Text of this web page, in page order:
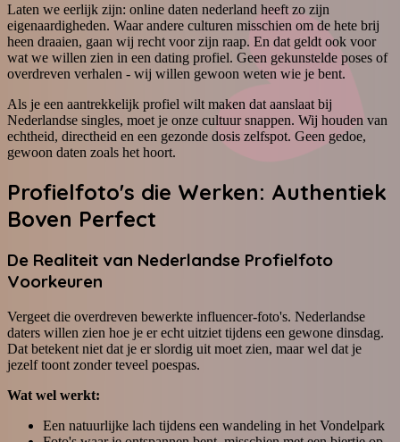
Laten we eerlijk zijn: online daten nederland heeft zo zijn
eigenaardigheden. Waar andere culturen misschien om de hete brij
heen draaien, gaan wij recht voor zijn raap. En dat geldt ook voor
wat we willen zien in een dating profiel. Geen gekunstelde poses of
overdreven verhalen - wij willen gewoon weten wie je bent.
Als je een aantrekkelijk profiel wilt maken dat aanslaat bij
Nederlandse singles, moet je onze cultuur snappen. Wij houden van
echtheid, directheid en een gezonde dosis zelfspot. Geen gedoe,
gewoon daten zoals het hoort.
Profielfoto's die Werken: Authentiek
Boven Perfect
De Realiteit van Nederlandse Profielfoto
Voorkeuren
Vergeet die overdreven bewerkte influencer-foto's. Nederlandse
daters willen zien hoe je er echt uitziet tijdens een gewone dinsdag.
Dat betekent niet dat je er slordig uit moet zien, maar wel dat je
jezelf toont zonder teveel poespas.
Wat wel werkt:
Een natuurlijke lach tijdens een wandeling in het Vondelpark